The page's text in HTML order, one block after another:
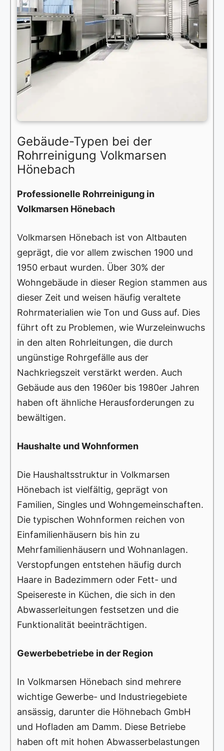
Gebäude-Typen bei der
Rohrreinigung Volkmarsen
Hönebach
Professionelle Rohrreinigung in
Volkmarsen Hönebach
Volkmarsen Hönebach ist von Altbauten
geprägt, die vor allem zwischen 1900 und
1950 erbaut wurden. Über 30% der
Wohngebäude in dieser Region stammen aus
dieser Zeit und weisen häufig veraltete
Rohrmaterialien wie Ton und Guss auf. Dies
führt oft zu Problemen, wie Wurzeleinwuchs
in den alten Rohrleitungen, die durch
ungünstige Rohrgefälle aus der
Nachkriegszeit verstärkt werden. Auch
Gebäude aus den 1960er bis 1980er Jahren
haben oft ähnliche Herausforderungen zu
bewältigen.
Haushalte und Wohnformen
Die Haushaltsstruktur in Volkmarsen
Hönebach ist vielfältig, geprägt von
Familien, Singles und Wohngemeinschaften.
Die typischen Wohnformen reichen von
Einfamilienhäusern bis hin zu
Mehrfamilienhäusern und Wohnanlagen.
Verstopfungen entstehen häufig durch
Haare in Badezimmern oder Fett- und
Speisereste in Küchen, die sich in den
Abwasserleitungen festsetzen und die
Funktionalität beeinträchtigen.
Gewerbebetriebe in der Region
In Volkmarsen Hönebach sind mehrere
wichtige Gewerbe- und Industriegebiete
ansässig, darunter die Höhnebach GmbH
und Hofladen am Damm. Diese Betriebe
haben oft mit hohen Abwasserbelastungen